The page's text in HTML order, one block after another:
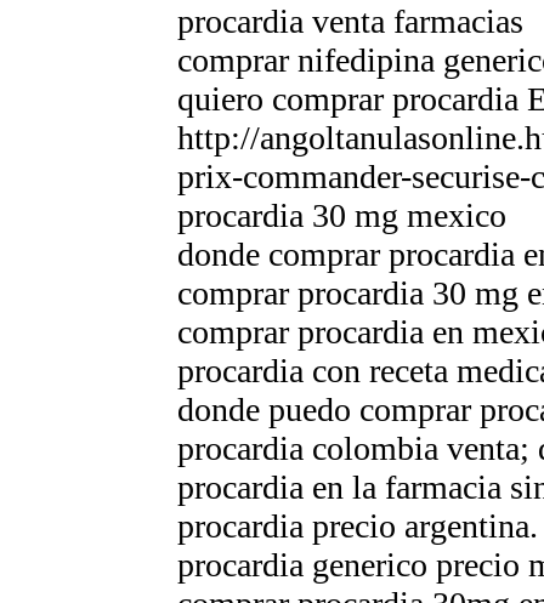
procardia venta farmacias
comprar nifedipina
quiero comprar procardia
http://
prix-commander-
procardia 30 mg mexico
donde comprar procardia
comprar procardia 30 mg
comprar procardia en
procardia con receta
donde puedo comprar
procardia colombia venta;
procardia en la farmacia
procardia precio argentina.
procardia generico precio